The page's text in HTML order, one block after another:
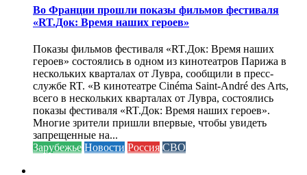
Во Франции прошли показы фильмов фестиваля
«RT.Док: Время наших героев»
Показы фильмов фестиваля «RT.Док: Время наших
героев» состоялись в одном из кинотеатров Парижа в
нескольких кварталах от Лувра, сообщили в пресс-
службе RT. «В кинотеатре Cinéma Saint-André des Arts,
всего в нескольких кварталах от Лувра, состоялись
показы фестиваля «RT.Док: Время наших героев».
Многие зрители пришли впервые, чтобы увидеть
запрещенные на...
Зарубежье Новости Россия СВО